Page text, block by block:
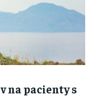
na pacienty s